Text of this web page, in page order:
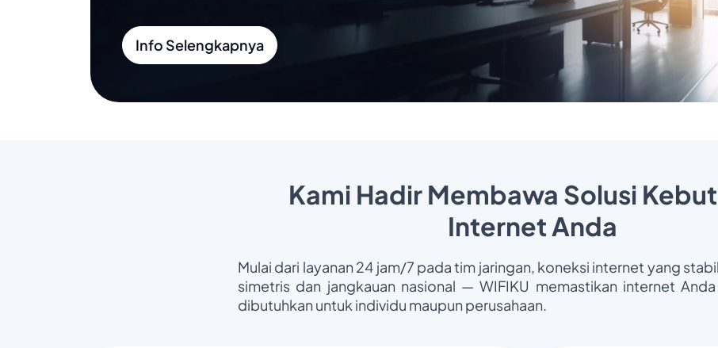
Info Selengkapnya
Kami Hadir Membawa Solusi
Internet Anda
Mulai dari layanan 24 jam/7 pada tim jaringan, koneksi internet yang
simetris dan jangkauan nasional — WIFIKU memastikan internet
dibutuhkan untuk individu maupun perusahaan.